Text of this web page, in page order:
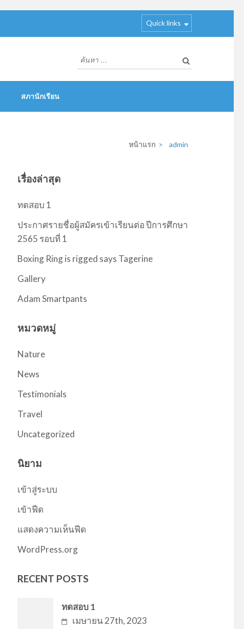
Quick links
ค้นหา
สำหรับ:
สภานักเรียน
หน้าแรก > admin
เรื่องล่าสุด
ทดสอบ 1
ประกาศรายชื่อผู้สมัครเข้าเรียนต่อ ปีการศึกษา
2565 รอบที่ 1
Boxing Ring is rigged says Tagerine
Gallery
Adam Smartpants
หมวดหมู่
Nature
News
Testimonials
Travel
Uncategorized
นิยาม
เข้าสู่ระบบ
เข้าฟีด
แสดงความเห็นฟีด
WordPress.org
RECENT POSTS
ทดสอบ 1
เมษายน 27th, 2023